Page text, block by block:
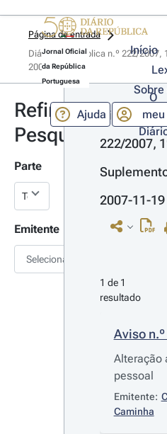
Jornal Oficial
da República
Portuguesa
Início
Sobre
Ajuda
O
meu
Página de entrada
Diário da República n.º 222/2007,
2007-11-19
Refinar
Pesquisa
Parte
Emitente
Selecionar
Diário da
222/2007,
2007-11-19
1 de 1
resultado
Aviso
Alteração
pessoal
Emitente:
Caminha